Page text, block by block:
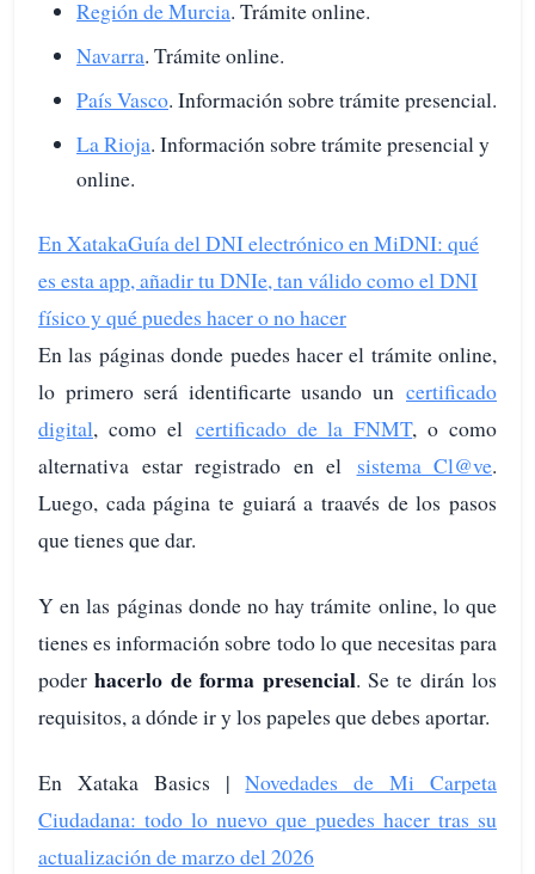
Región de Murcia. Trámite online.
Navarra. Trámite online.
País Vasco. Información sobre trámite presencial.
La Rioja. Información sobre trámite presencial y
online.
En XatakaGuía del DNI electrónico en MiDNI: qué
es esta app, añadir tu DNIe, tan válido como el DNI
físico y qué puedes hacer o no hacer
En las páginas donde puedes hacer el trámite online,
lo primero será identificarte usando un certificado
digital, como el certificado de la FNMT, o como
alternativa estar registrado en el sistema Cl@ve.
Luego, cada página te guiará a traavés de los pasos
que tienes que dar.
Y en las páginas donde no hay trámite online, lo que
tienes es información sobre todo lo que necesitas para
poderhacerlo de forma presencial. Se te dirán los
requisitos, a dónde ir y los papeles que debes aportar.
En Xataka Basics |Novedades de Mi Carpeta
Ciudadana: todo lo nuevo que puedes hacer tras su
actualización de marzo del 2026